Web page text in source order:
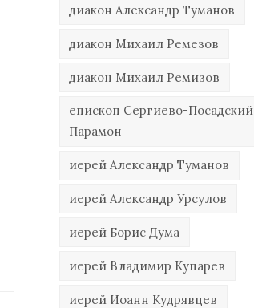
диакон Александр Туманов
диакон Михаил Ремезов
диакон Михаил Ремизов
епископ Сергиево-Посадский
Парамон
иерей Александр Туманов
иерей Александр Урсулов
иерей Борис Дума
иерей Владимир Купарев
иерей Иоанн Кудрявцев